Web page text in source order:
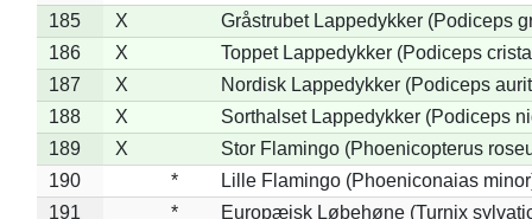
185
X
Gråstrubet Lappedykker (Podiceps
186
X
Toppet Lappedykker (Podiceps
187
X
Nordisk Lappedykker (Podiceps
188
X
Sorthalset Lappedykker (Podiceps
189
X
Stor Flamingo (Phoenicopterus
190
*
Lille Flamingo (Phoeniconaias
191
*
Europæisk Løbehøne (Turnix